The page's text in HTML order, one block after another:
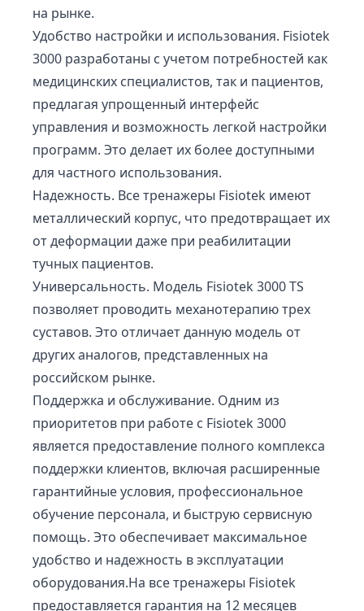
на рынке.
Удобство настройки и использования. Fisiotek
3000 разработаны с учетом потребностей как
медицинских специалистов, так и пациентов,
предлагая упрощенный интерфейс
управления и возможность легкой настройки
программ. Это делает их более доступными
для частного использования.
Надежность. Все тренажеры Fisiotek имеют
металлический корпус, что предотвращает их
от деформации даже при реабилитации
тучных пациентов.
Универсальность. Модель Fisiotek 3000 TS
позволяет проводить механотерапию трех
суставов. Это отличает данную модель от
других аналогов, представленных на
российском рынке.
Поддержка и обслуживание. Одним из
приоритетов при работе с Fisiotek 3000
является предоставление полного комплекса
поддержки клиентов, включая расширенные
гарантийные условия, профессиональное
обучение персонала, и быструю сервисную
помощь. Это обеспечивает максимальное
удобство и надежность в эксплуатации
оборудования.На все тренажеры Fisiotek
предоставляется гарантия на 12 месяцев